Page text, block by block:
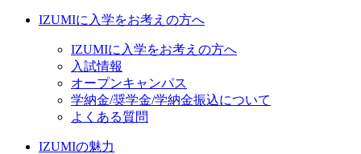
IZUMIに入学をお考えの方へ
IZUMIに入学をお考えの方へ
入試情報
オープンキャンパス
学納金/奨学金/学納金振込について
よくある質問
IZUMIの魅力